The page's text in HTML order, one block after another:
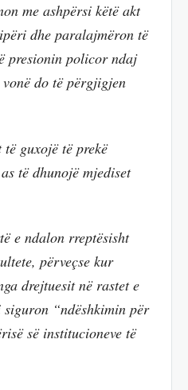
me ashpërsi këtë akt
dhe paralajmëron të
presionin policor ndaj
vonë do të përgjigjen
guxojë të prekë
të dhunojë mjediset
e ndalon rreptësisht
përveçse kur
drejtuesit në rastet e
“ndëshkimin për
së institucioneve të